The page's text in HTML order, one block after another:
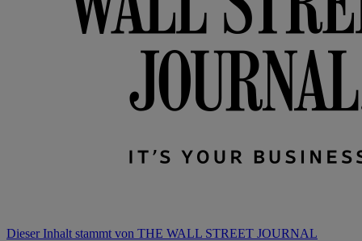
Dieser Inhalt stammt von THE WALL STREET JOURNAL